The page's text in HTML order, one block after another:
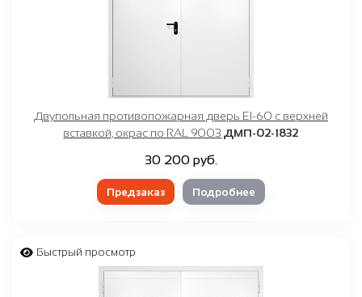
Двупольная противопожарная дверь EI-60 с верхней
вставкой, окрас по RAL 9003 ДМП-02-1832
30 200 руб.
Предзаказ Подробнее
Быстрый просмотр